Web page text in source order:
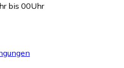
bis 00Uhr